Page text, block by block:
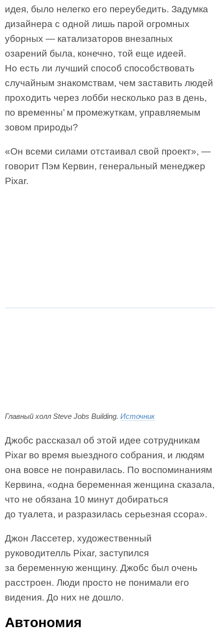
идея, было нелегко его переубедить. Задумка
дизайнера с одной лишь парой огромных
уборных — катализаторов внезапных
озарений была, конечно, той еще идеей.
Но есть ли лучший способ способствовать
случайным знакомствам, чем заставить людей
проходить через лобби несколько раз в день,
по временны’ м промежуткам, управляемым
зовом природы?
«Он всеми силами отстаивал свой проект», —
говорит Пэм Кервин, генеральный менеджер
Pixar.
Главный холл Steve Jobs Building. Источник
Джобс рассказал об этой идее сотрудникам
Pixar во время выездного собрания, и людям
она вовсе не понравилась. По воспоминаниям
Кервина, «одна беременная женщина сказала,
что не обязана 10 минут добираться
до туалета, и разразилась серьезная ссора».
Джон Лассетер, художественный
руководителль Pixar, заступился
за беременную женщину. Джобс был очень
расстроен. Люди просто не понимали его
видения. До них не дошло.
Автономия